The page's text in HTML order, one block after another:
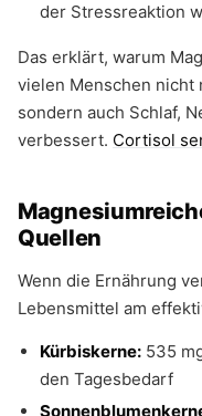
der Stressreaktion
Das erklärt, warum
vielen Menschen nicht
sondern auch Schlaf,
verbessert. Cortisol
Quellen
Wenn die Ernährung
Lebensmittel am
Kürbiskerne: 535
den Tagesbedarf